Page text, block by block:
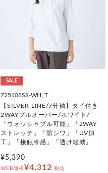
SALE
725108SS-WH_T
【SILVER LINE/7分袖】タイ付き
2WAYプルオーバー/ホワイト/
「ウォッシャブル可能」「2WAY
ストレッチ」「防シワ」「UV加
工」「接触冷感」「透け軽減」
¥5,390
WEB価格¥4,312 税込